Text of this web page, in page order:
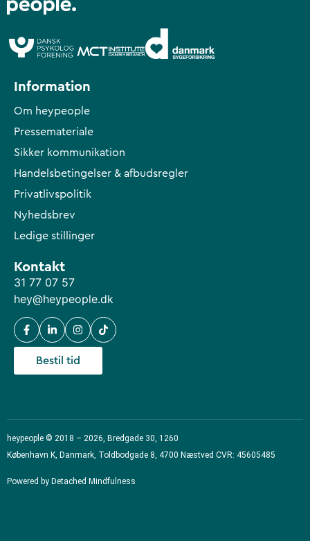
Information
Om heypeople
Pressemateriale
Sikker kommunikation
Handelsbetingelser & afbudsregler
Privatlivspolitik
Nyhedsbrev
Ledige stillinger
Kontakt
31 77 07 57
hey@heypeople.dk
Bestil tid
heypeople © 2018 – 2026, Bredgade 30, 1260
København K, Danmark, Toldbodgade 8, 4700 Næstved CVR: 45605485
Powered by Detached Mindfulness